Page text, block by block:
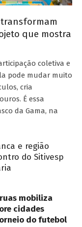
transformam
que mostra
coletiva e
pode mudar muito
cria
É essa
da Gama, na
e região
do Sitivesp
mobiliza
cidades
do futebol